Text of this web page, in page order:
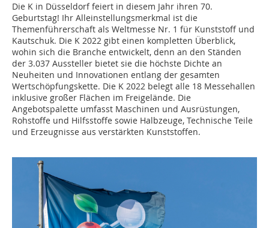
Die K in Düsseldorf feiert in diesem Jahr ihren 70.
Geburtstag! Ihr Alleinstellungsmerkmal ist die
Themenführerschaft als Weltmesse Nr. 1 für Kunststoff und
Kautschuk. Die K 2022 gibt einen kompletten Überblick,
wohin sich die Branche entwickelt, denn an den Ständen
der 3.037 Aussteller bietet sie die höchste Dichte an
Neuheiten und Innovationen entlang der gesamten
Wertschöpfungskette. Die K 2022 belegt alle 18 Messehallen
inklusive großer Flächen im Freigelände. Die
Angebotspalette umfasst Maschinen und Ausrüstungen,
Rohstoffe und Hilfsstoffe sowie Halbzeuge, Technische Teile
und Erzeugnisse aus verstärkten Kunststoffen.